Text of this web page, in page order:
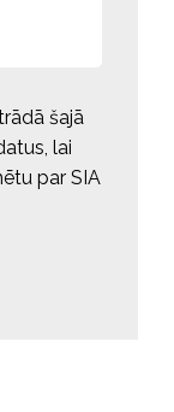
šajā
lai
par SIA